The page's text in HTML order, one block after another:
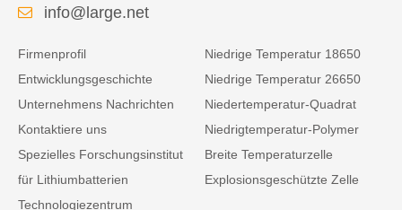
info@large.net
Firmenprofil
Entwicklungsgeschichte
Unternehmens Nachrichten
Kontaktiere uns
Spezielles Forschungsinstitut
für Lithiumbatterien
Technologiezentrum
Niedrige Temperatur 18650
Niedrige Temperatur 26650
Niedertemperatur-Quadrat
Niedrigtemperatur-Polymer
Breite Temperaturzelle
Explosionsgeschützte Zelle